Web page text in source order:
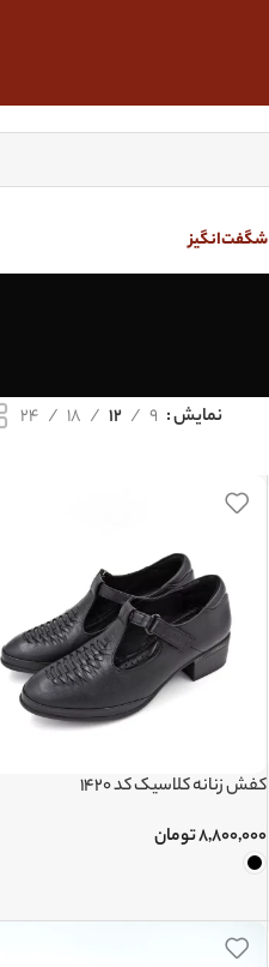
نمایش 9
12
18
24
کفش زنانه کلاسیک کد 1420
۸,۸۰۰,۰۰۰تومان